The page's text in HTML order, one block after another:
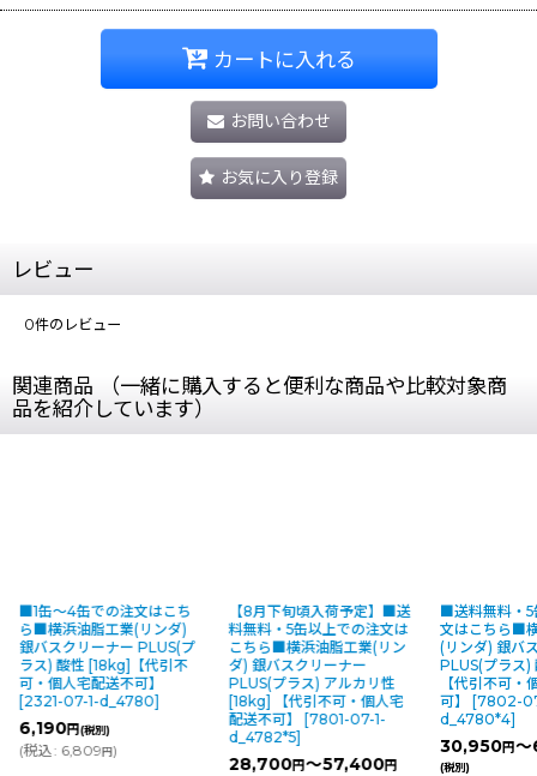
カートに入れる
お問い合わせ
お気に入り登録
レビュー
0件のレビュー
関連商品 （一緒に購入すると便利な商品や比較対象商
品を紹介しています）
プ
【8月下旬頃入荷予定】■送
料無料・5缶以上での注文は
こちら■横浜油脂工業(リン
ダ) 銀バスクリーナー
PLUS(プラス) アルカリ性
[18kg] 【代引不可・個人宅
配送不可】
d_4782*5
28,700
■送料無料・5缶以上での注
文はこちら■横浜油脂工業
(リンダ) 銀バスクリーナー
PLUS(プラス) 酸性 [18kg]
【代引不可・個人宅配送不
可】 [7802-07-1-
d_4780*4]
30,950
(税別)
横浜油脂
スケー
弱酸性バ
[1687b-
8,500
(税込: